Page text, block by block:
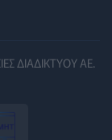
ρόλος του
ΔΙΑΔΙΚΤΥΟΥ ΑΕ.